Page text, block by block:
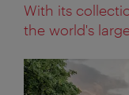
With its
the world's